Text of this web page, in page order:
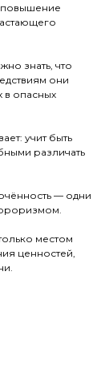
знать, что
они
в опасных
учит быть
различать
— одни
местом
ценностей,